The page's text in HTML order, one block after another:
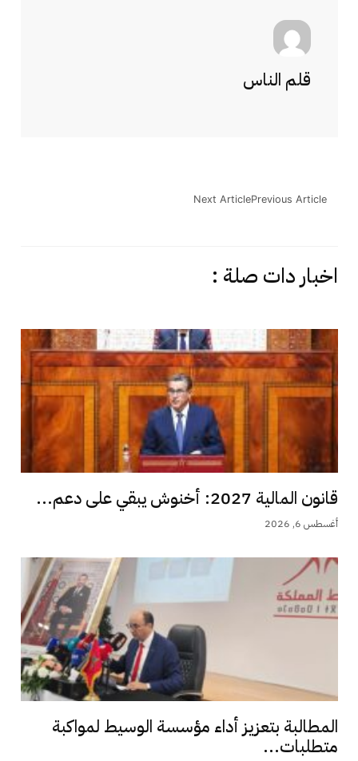
قلم الناس
Previous Article
Next Article
اخبار دات صلة :
قانون المالية 2027: أخنوش يبقي على دعم...
أغسطس 6, 2026
المطالبة بتعزيز أداء مؤسسة الوسيط لمواكبة
متطلبات...